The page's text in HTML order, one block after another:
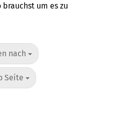
um es zu
nach
nach
Seite